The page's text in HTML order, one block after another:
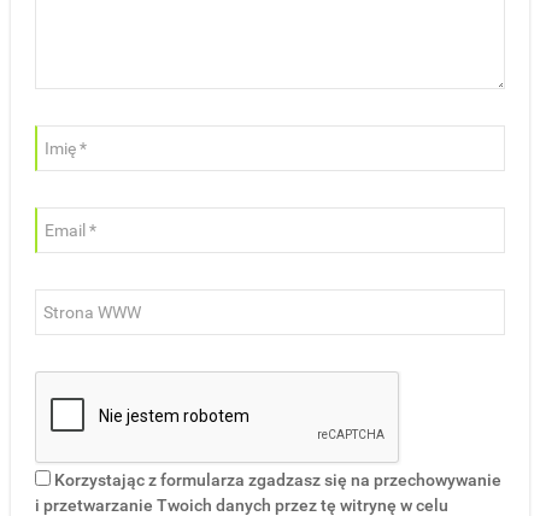
Korzystając z formularza zgadzasz się na przechowywanie
i przetwarzanie Twoich danych przez tę witrynę w celu